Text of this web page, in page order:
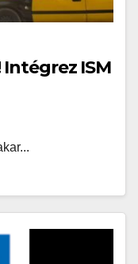
Intégrez ISM